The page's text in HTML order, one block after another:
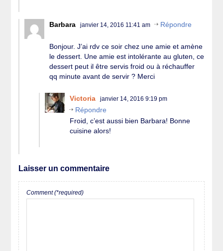
Barbara janvier 14, 2016 11:41 am Répondre
Bonjour. J’ai rdv ce soir chez une amie et amène
le dessert. Une amie est intolérante au gluten, ce
dessert peut il être servis froid ou à réchauffer
qq minute avant de servir ? Merci
Victoria janvier 14, 2016 9:19 pm
Répondre
Froid, c’est aussi bien Barbara! Bonne
cuisine alors!
Laisser un commentaire
Comment (*required)